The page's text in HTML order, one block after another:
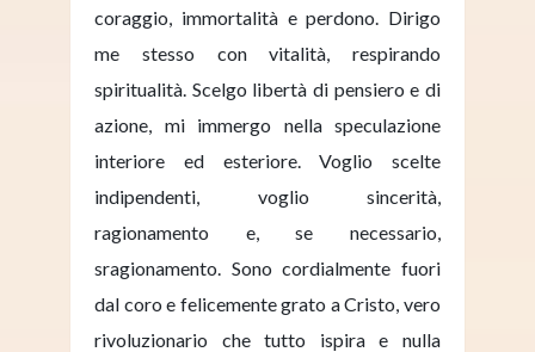
coraggio, immortalità e perdono. Dirigo
me stesso con vitalità, respirando
spiritualità. Scelgo libertà di pensiero e di
azione, mi immergo nella speculazione
interiore ed esteriore. Voglio scelte
indipendenti, voglio sincerità,
ragionamento e, se necessario,
sragionamento. Sono cordialmente fuori
dal coro e felicemente grato a Cristo, vero
rivoluzionario che tutto ispira e nulla